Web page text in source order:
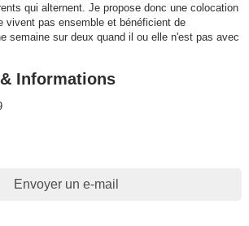
qui alternent. Je propose donc une colocation
vivent pas ensemble et bénéficient de
semaine sur deux quand il ou elle n'est pas avec
Informations
Envoyer un e-mail